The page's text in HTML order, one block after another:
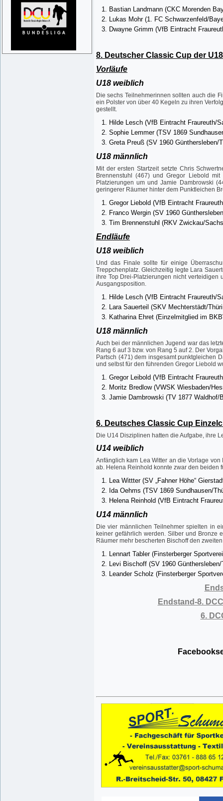
Bastian Landmann (CKC Morenden
Lukas Mohr (1. FC Schwarzenfeld/
Dwayne Grimm (VfB Eintracht
8. Deutscher Classic Cup der
Vorläufe
U18 weiblich
Die sechs Teilnehmerinnen sollten auch die
ein Polster von über 40 Kegeln zu ihren
gestellt.
Hilde Lesch (VfB Eintracht Fraureuth/
Sophie Lemmer (TSV 1869
Greta Preuß (SV 1960 Günthersleben/
U18 männlich
Mit der ersten Startzeit setzte Chris
Brennenstuhl (467) und Gregor Liebold
Platzierungen um und Jamie Dambrowski
geringerer Räumer hinter dem Punktleichen
Gregor Liebold (VfB Eintracht
Franco Wergin (SV 1960
Tim Brennenstuhl (RKV Zwickau/
Endläufe
U18 weiblich
Und das Finale sollte für einige
Treppchenplatz. Gleichzeitig legte Lara
ihre Top Drei-Platzierungen nicht
Ausgangsposition.
Hilde Lesch (VfB Eintracht Fraureuth/
Lara Sauerteil (SKV Mechterstädt/
Katharina Ehret (Einzelmitglied im
U18 männlich
Auch bei der männlichen Jugend war das
Rang 6 auf 3 bzw. von Rang 5 auf 2. Der
Partsch (471) dem insgesamt punktgleichen
und selbst für den führenden Gregor Liebold
Gregor Leibold (VfB Eintracht
Moritz Bredlow (VWSK Wiesbaden/
Jamie Dambrowski (TV 1877 Waldhof/
6. Deutsches Classic Cup
Die U14 Disziplinen hatten die Aufgabe, ihre
U14 weiblich
Anfänglich kam Lea Witter an die Vorlage
ab. Helena Reinhold konnte zwar den beiden
Lea Wittter (SV „Fahner Höhe“
Ida Oehms (TSV 1869 Sundhausen/
Helena Reinhold (VfB Eintracht
U14 männlich
Die vier männlichen Teilnehmer spielten in
keiner gefährlich werden. Silber und Bronze
Räumer mehr bescherten Bischoff den
Lennart Tabler (Finsterberger
Levi Bischoff (SV 1960 Günthersleben/
Leander Scholz (Finsterberger
Endstand-8.
6.